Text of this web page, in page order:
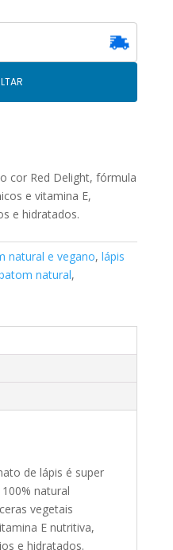
cor Red Delight, fórmula
e vitamina E,
e hidratados.
natural e vegano, lápis
natural,
de lápis é super
natural
vegetais
E nutritiva,
e hidratados.